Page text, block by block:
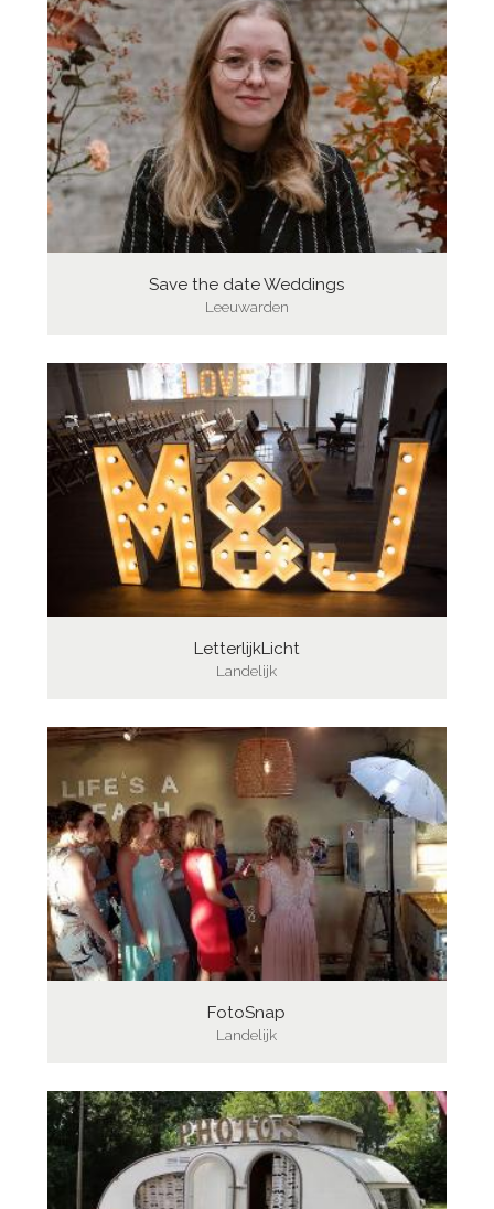
Save the date Weddings
Leeuwarden
LetterlijkLicht
Landelijk
FotoSnap
Landelijk